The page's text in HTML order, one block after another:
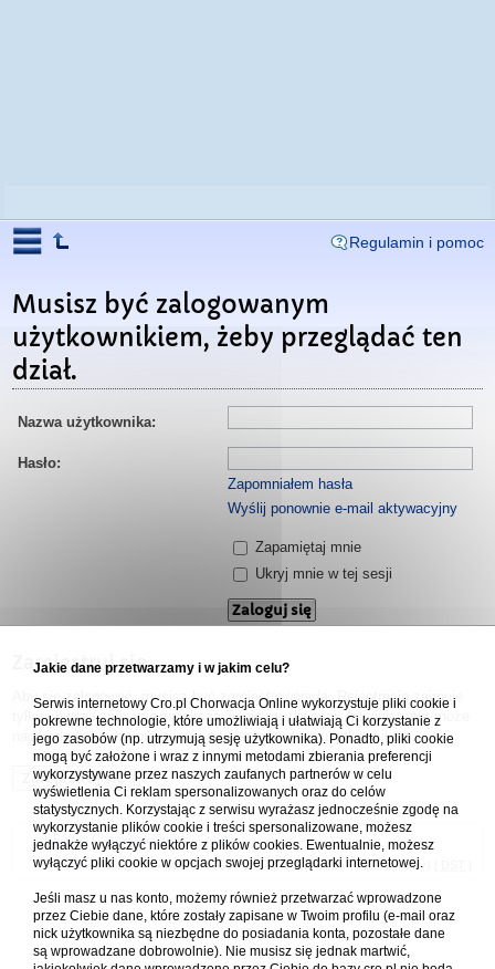
Regulamin i pomoc
Musisz być zalogowanym
użytkownikiem, żeby przeglądać ten
dział.
Nazwa użytkownika:
Hasło:
Zapomniałem hasła
Wyślij ponownie e-mail aktywacyjny
Zapamiętaj mnie
Ukryj mnie w tej sesji
Zarejestruj się
Aby się zalogować, musisz być zarejestrowany/a. Rejestracja zajmuje
tylko chwilę i znacznie zwiększa Twoje możliwości. Administrator może
nadać dodatkowe uprawnienia zarejestrowanym użytkownikom.
Zarejestruj się
Forum Chorwacja Online - Cro.pl
Usuń ciasteczka• Strefa czasowa: UTC + 1 (Polska - czas zimowy) [
Jakie dane przetwarzamy i w jakim celu?
Serwis internetowy Cro.pl Chorwacja Online wykorzystuje pliki cookie i
pokrewne technologie, które umożliwiają i ułatwiają Ci korzystanie z
jego zasobów (np. utrzymują sesję użytkownika). Ponadto, pliki cookie
mogą być założone i wraz z innymi metodami zbierania preferencji
wykorzystywane przez naszych zaufanych partnerów w celu
wyświetlenia Ci reklam spersonalizowanych oraz do celów
statystycznych. Korzystając z serwisu wyrażasz jednocześnie zgodę na
wykorzystanie plików cookie i treści spersonalizowane, możesz
jednakże wyłączyć niektóre z plików cookies. Ewentualnie, możesz
wyłączyć pliki cookie w opcjach swojej przeglądarki internetowej.
Jeśli masz u nas konto, możemy również przetwarzać wprowadzone
przez Ciebie dane, które zostały zapisane w Twoim profilu (e-mail oraz
nick użytkownika są niezbędne do posiadania konta, pozostałe dane
są wprowadzane dobrowolnie). Nie musisz się jednak martwić,